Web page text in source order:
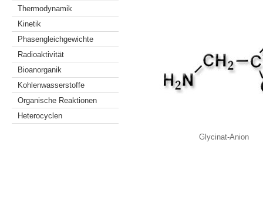
Thermodynamik
Kinetik
Phasengleichgewichte
Radioaktivität
Bioanorganik
Kohlenwasserstoffe
Organische Reaktionen
Heterocyclen
Glycinat-Anion